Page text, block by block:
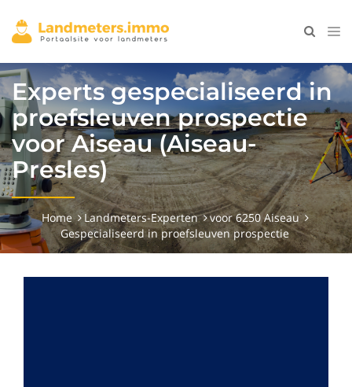
Experts gespecialiseerd in
proefsleuven prospectie
voor Aiseau (Aiseau-
Presles)
Home Landmeters-Experten
voor 6250 Aiseau
Gespecialiseerd in proefsleuven prospectie